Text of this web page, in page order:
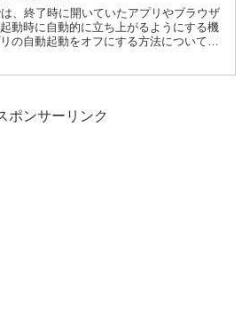
、終了時に開いていたアプリやブラウザ
動時に自動的に立ち上がるようにする機
の自動起動をオフにする方法について紹
ポンサーリンク